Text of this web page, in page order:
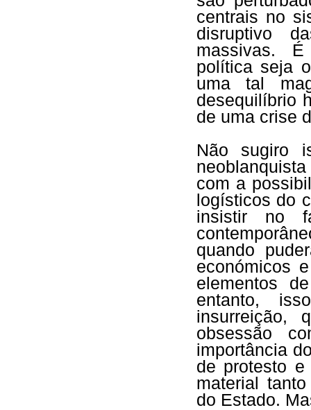
centrais no
disruptivo
massivas.
política seja
uma tal
desequilíbrio
de uma crise
Não sugiro
com a
logísticos do
insistir no
quando
económicos
elementos
entanto,
insurreição,
obsessão
importância
de protesto
material
do Estado.